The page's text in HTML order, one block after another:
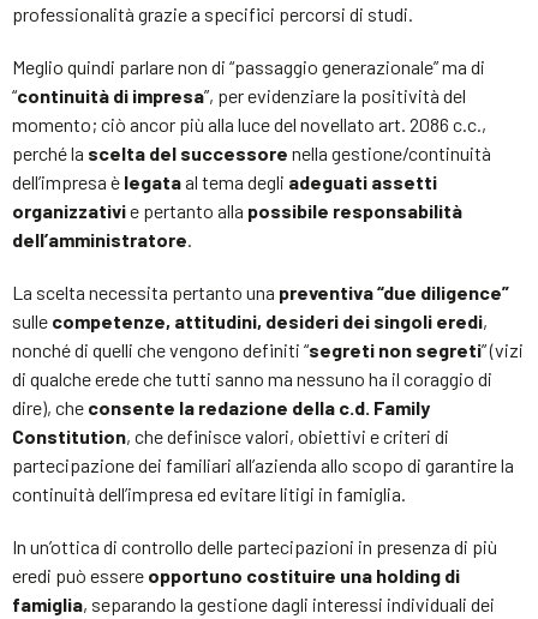
professionalità grazie a specifici percorsi di studi.
Meglio quindi parlare non di “passaggio generazionale” ma di
“continuità di impresa”, per evidenziare la positività del
momento; ciò ancor più alla luce del novellato art. 2086 c.c.,
perché la scelta del successore nella gestione/continuità
dell’impresa è legataal tema degli adeguati assetti
organizzativie pertanto alla possibile responsabilità
dell’amministratore.
La scelta necessita pertanto una preventiva “due diligence”
sulle competenze, attitudini, desideri dei singoli eredi,
nonché di quelli che vengono definiti “segreti non segreti” (vizi
di qualche erede che tutti sanno ma nessuno ha il coraggio di
dire), che consente la redazione della c.d. Family
Constitution, che definisce valori, obiettivi e criteri di
partecipazione dei familiari all’azienda allo scopo di garantire la
continuità dell’impresa ed evitare litigi in famiglia.
In un’ottica di controllo delle partecipazioni in presenza di più
eredi può essere opportuno costituire una holding di
famiglia, separando la gestione dagli interessi individuali dei